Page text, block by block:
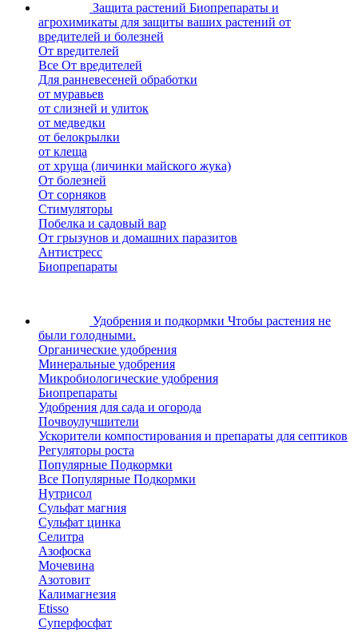
Защита растений Биопрепараты и
агрохимикаты для защиты ваших растений от
вредителей и болезней
От вредителей
Все От вредителей
Для ранневесеней обработки
от муравьев
от слизней и улиток
от медведки
от белокрылки
от клеща
от хруща (личинки майского жука)
От болезней
От сорняков
Стимуляторы
Побелка и садовый вар
От грызунов и домашних паразитов
Антистресс
Биопрепараты
Удобрения и подкормки Чтобы растения не
были голодными.
Органические удобрения
Минеральные удобрения
Микробиологические удобрения
Биопрепараты
Удобрения для сада и огорода
Почвоулучшители
Ускорители компостирования и препараты для септиков
Регуляторы роста
Популярные Подкормки
Все Популярные Подкормки
Нутрисол
Сульфат магния
Сульфат цинка
Селитра
Азофоска
Мочевина
Азотовит
Калимагнезия
Etisso
Суперфосфат